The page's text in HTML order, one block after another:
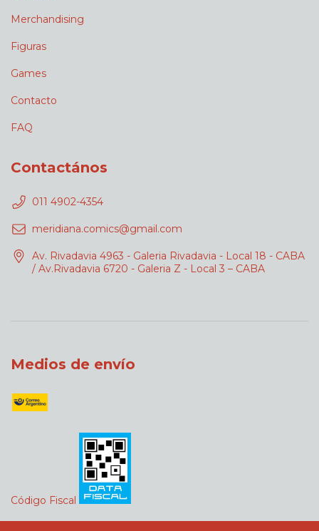
Merchandising
Figuras
Games
Contacto
FAQ
Contactános
011 4902-4354
meridiana.comics@gmail.com
Av. Rivadavia 4963 - Galeria Rivadavia - Local 18 - CABA
/ Av.Rivadavia 6720 - Galeria Z - Local 3 – CABA
Medios de envío
Código Fiscal